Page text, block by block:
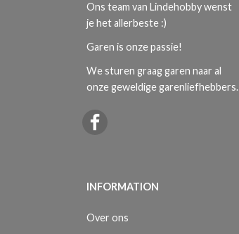
Ons team van Lindehobby wenst
je het allerbeste :)
Garen is onze passie!
We sturen graag garen naar al
onze geweldige garenliefhebbers.
INFORMATION
Over ons